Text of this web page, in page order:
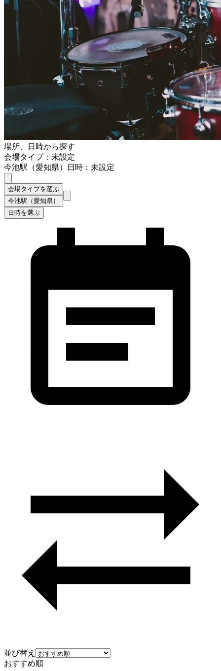
場所、日時から探す
会場タイプ：未設定
今池駅（愛知県）
日時：未設定
会場タイプを選ぶ
今池駅（愛知県）
日時を選ぶ
並び替え
おすすめ順